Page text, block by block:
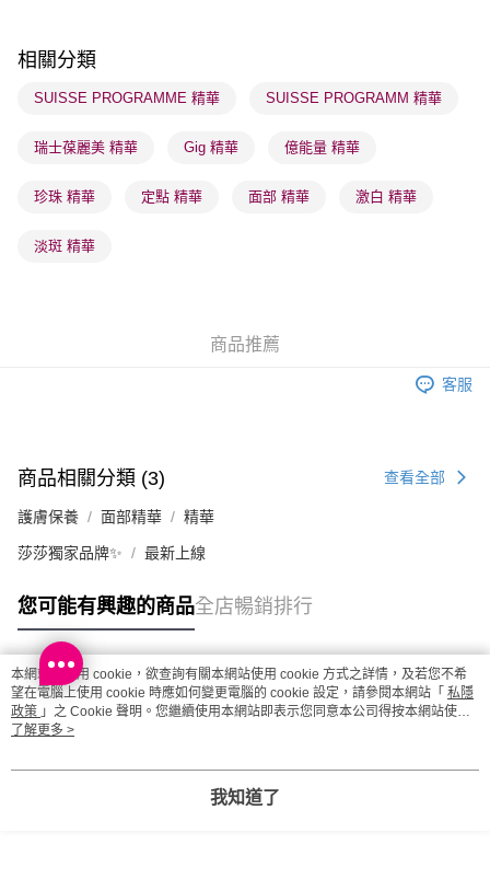
每筆HK$65.00，滿HK$300.00或以上免運費
確認發貨後1-3 工作天送達，訂單將隨機分配至SF順豐速運或京東
每筆HK$65.00，滿HK$300.00或以上免運費
(香港門市) 只顯示可選門市。確認發貨後2-5個工作天到店，3天內
每筆HK$20.00，滿HK$100.00或以上免運費
每筆HK$20.00，滿HK$100.00或以上免運費
運費表
相關分類
SUISSE PROGRAMME 精華 SUISSE PROGRAMM 精華
瑞士葆麗美 精華 Gig 精華 億能量 精華
珍珠 精華 定點 精華 面部 精華 激白 精華
淡斑 精華
商品推薦
客服
商品相關分類 (3) 查看全部
護膚保養 面部精華 精華
莎莎獨家品牌✨ 最新上線
您可能有興趣的商品全店暢銷排行
熱門標籤
熱銷排行
本網站中使用 cookie，欲查詢有關本網站使用 cookie 方式之詳情，及若您不希
望在電腦上使用 cookie 時應如何變更電腦的 cookie 設定，請參閱本網站「 私隱
政策 」之 Cookie 聲明。您繼續使用本網站即表示您同意本公司得按本網站使用
條款之 Cookie 聲明使用 cookie。
了解更多 >
我知道了